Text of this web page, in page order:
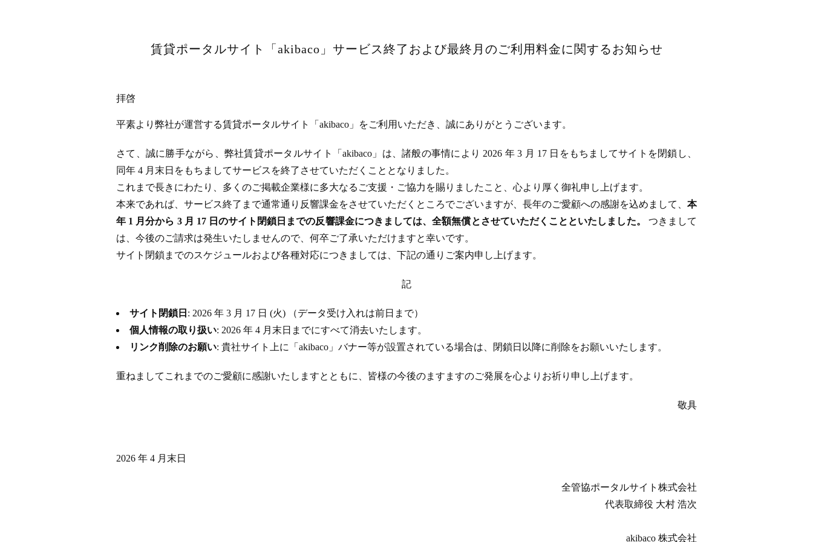
賃貸ポータルサイト「akibaco」サービス終了および最終月のご利用料金に関するお知らせ
拝啓
平素より弊社が運営する賃貸ポータルサイト「akibaco」をご利用いただき、誠にありがとうございます。
さて、誠に勝手ながら、弊社賃貸ポータルサイト「akibaco」は、諸般の事情により 2026 年 3 月 17 日をもちましてサイトを閉鎖し、
同年 4 月末日をもちましてサービスを終了させていただくこととなりました。
これまで長きにわたり、多くのご掲載企業様に多大なるご支援・ご協力を賜りましたこと、心より厚く御礼申し上げます。
本来であれば、サービス終了まで通常通り反響課金をさせていただくところでございますが、長年のご愛顧への感謝を込めまして、 本
年 1 月分から 3 月 17 日のサイト閉鎖日までの反響課金につきましては、全額無償とさせていただくことといたしました。 つきまして
は、今後のご請求は発生いたしませんので、何卒ご了承いただけますと幸いです。
サイト閉鎖までのスケジュールおよび各種対応につきましては、下記の通りご案内申し上げます。
記
サイト閉鎖日 : 2026 年 3 月 17 日 (火) （データ受け入れは前日まで）
個人情報の取り扱い: 2026 年 4 月末日までにすべて消去いたします。
リンク削除のお願い: 貴社サイト上に「akibaco」バナー等が設置されている場合は、閉鎖日以降に削除をお願いいたします。
重ねましてこれまでのご愛顧に感謝いたしますとともに、皆様の今後のますますのご発展を心よりお祈り申し上げます。
敬具
2026 年 4 月末日
全管協ポータルサイト株式会社
代表取締役 大村 浩次
akibaco 株式会社